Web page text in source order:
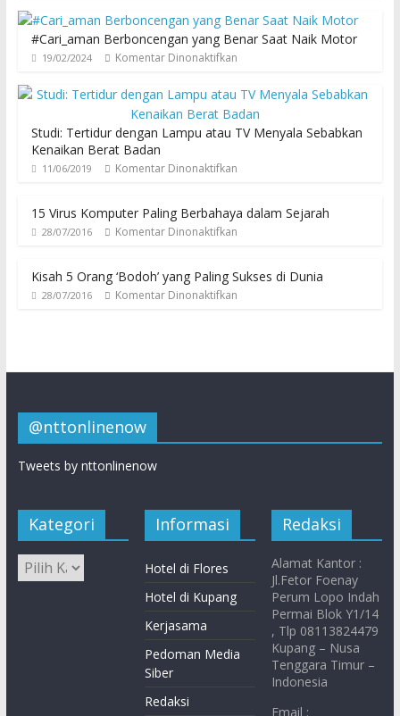
#Cari_aman Berboncengan yang Benar Saat Naik Motor
19/02/2024 Komentar Dinonaktifkan
Studi: Tertidur dengan Lampu atau TV Menyala Sebabkan
Kenaikan Berat Badan
11/06/2019 Komentar Dinonaktifkan
15 Virus Komputer Paling Berbahaya dalam Sejarah
28/07/2016 Komentar Dinonaktifkan
Kisah 5 Orang ‘Bodoh’ yang Paling Sukses di Dunia
28/07/2016 Komentar Dinonaktifkan
@nttonlinenow
Tweets by nttonlinenow
Kategori Informasi
Hotel di Flores
Hotel di Kupang
Kerjasama
Pedoman Media
Siber
Redaksi
Redaksi
Alamat Kantor :
Jl.Fetor Foenay
Perum Lopo Indah
Permai Blok Y1/14
, Tlp 08113824479
Kupang – Nusa
Tenggara Timur –
Indonesia
Email :